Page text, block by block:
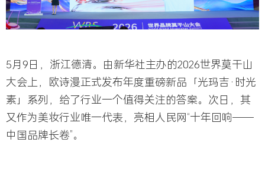
5月9日，浙江德清。由新华社主办的2026世界莫干山
大会上，欧诗漫正式发布年度重磅新品「光玛吉·时光
素」系列，给了行业一个值得关注的答案。次日，其
又作为美妆行业唯一代表，亮相人民网“十年回响——
中国品牌长卷”。